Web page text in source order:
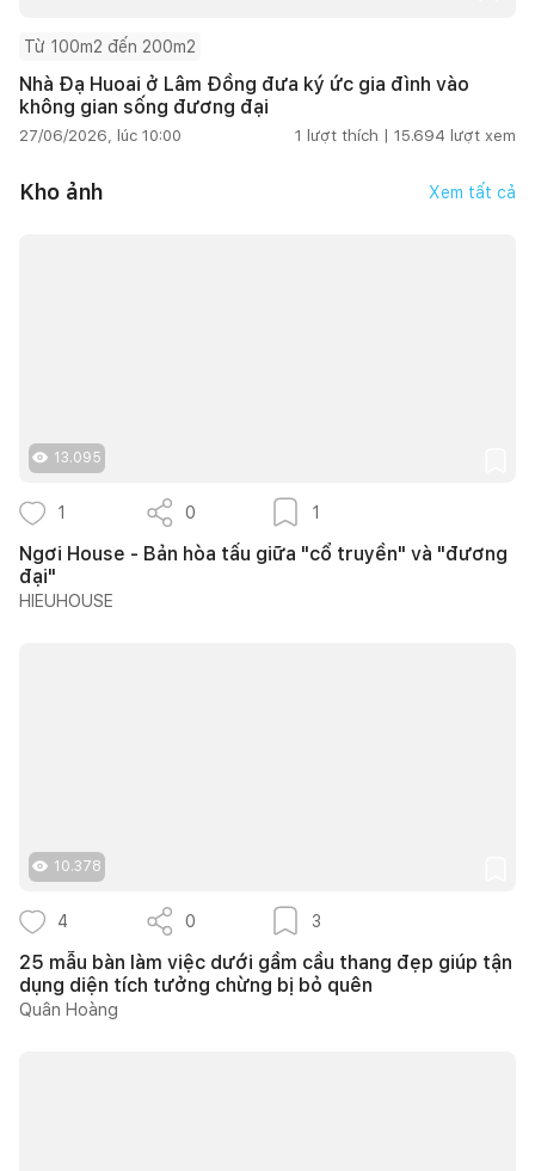
Từ 100m2 đến 200m2
Nhà Đạ Huoai ở Lâm Đồng đưa ký ức gia đình vào
không gian sống đương đại
27/06/2026, lúc 10:00 1 lượt thích | 15.694 lượt xem
Kho ảnh Xem tất cả
13.095
1 0 1
Ngơi House - Bản hòa tấu giữa "cổ truyền" và "đương
đại"
HIEUHOUSE
10.378
4 0 3
25 mẫu bàn làm việc dưới gầm cầu thang đẹp giúp tận
dụng diện tích tưởng chừng bị bỏ quên
Quân Hoàng